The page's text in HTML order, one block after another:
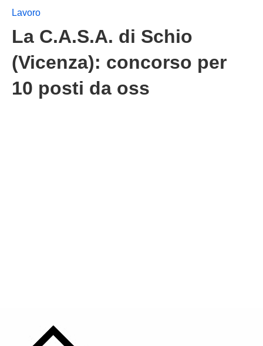
Lavoro
La C.A.S.A. di Schio
(Vicenza): concorso per
10 posti da oss